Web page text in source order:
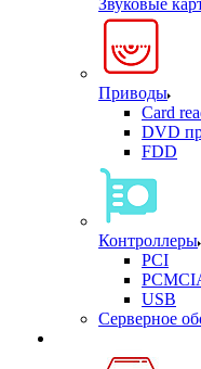
Звуковые
Приводы
Card
DVD
FDD
Контроллеры
PCI
USB
Cерверное